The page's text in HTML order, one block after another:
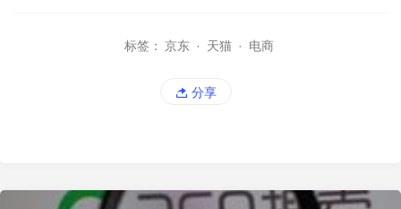
标签： 京东 · 天猫 · 电商
分享